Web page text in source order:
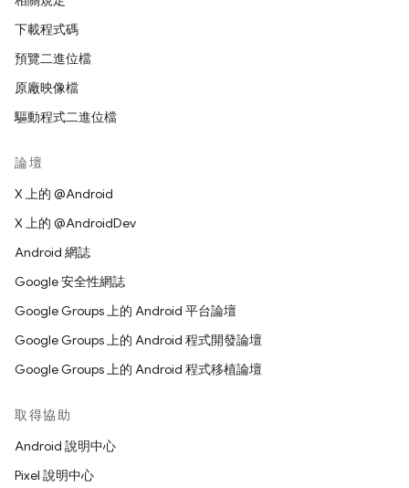
下載程式碼
預覽二進位檔
原廠映像檔
驅動程式二進位檔
論壇
X 上的 @Android
X 上的 @AndroidDev
Android 網誌
Google 安全性網誌
Google Groups 上的 Android 平台論壇
Google Groups 上的 Android 程式開發論壇
Google Groups 上的 Android 程式移植論壇
取得協助
Android 說明中心
Pixel 說明中心